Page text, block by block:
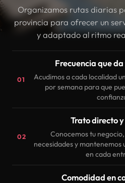
Organizamos rutas diarias
provincia para ofrecer un
y adaptado al ritmo
01
Frecuencia que
Acudimos a cada localidad
por semana para que
02
Trato directo
Conocemos tu
necesidades y mantenemos
en cada
Comodidad en